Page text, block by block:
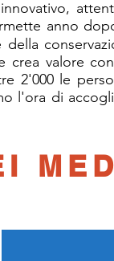
anno
crea valore
2'000 le
l'ora di